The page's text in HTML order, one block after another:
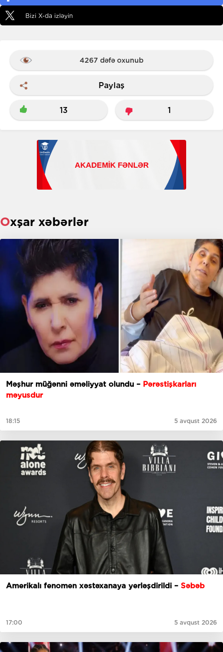
Bizi X-da izləyin
4267 dəfə oxunub
Paylaş
13 1
Oxşar xəbərlər
Məşhur müğənni əməliyyat olundu – Pərəstişkarları
məyusdur
18:15 5 avqust 2026
Amerikalı fenomen xəstəxanaya yerləşdirildi – Səbəb
17:00 5 avqust 2026